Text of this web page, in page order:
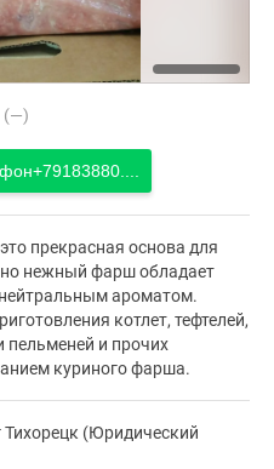
(—)
+79183880....
прекрасная основа для
нежный фарш обладает
ароматом.
котлет, тефтелей,
пельменей и прочих
куриного фарша.
Тихорецк (Юридический